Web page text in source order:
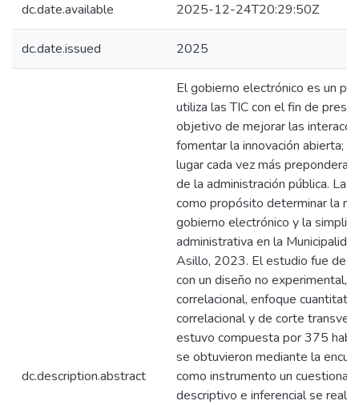
dc.date.available 2025-12-24T20:29:50Z
dc.date.issued 2025
dc.description.abstract
El gobierno electrónico es un
utiliza las TIC con el fin de
objetivo de mejorar las
fomentar la innovación abierta;
lugar cada vez más
de la administración pública. La
como propósito determinar la
gobierno electrónico y la
administrativa en la
Asillo, 2023. El estudio fue de
con un diseño no experimental,
correlacional, enfoque
correlacional y de corte
estuvo compuesta por 375
se obtuvieron mediante la
como instrumento un
descriptivo e inferencial se